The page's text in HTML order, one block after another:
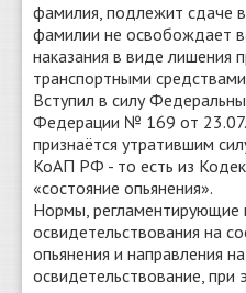
фамилия, подлежит сдаче
фамилии не освобождает
наказания в виде лишения
транспортными
Вступил в силу
Федерации № 169 от
признаётся утратившим
КоАП РФ - то есть из
«состояние опьянения».
Нормы, регламентирующие
освидетельствования на
опьянения и направления
освидетельствование,